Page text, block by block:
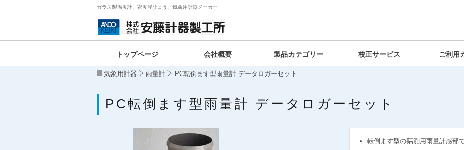
ガラス製温度計、密度浮ひょう、気象用計器メーカー
トップページ 会社概要 製品カテゴリー 校正サービス ご利用
気象用計器 雨量計 PC転倒ます型雨量計 データロガーセット
PC転倒ます型雨量計 データロガーセット
転倒ます型の隔測用雨量計感部